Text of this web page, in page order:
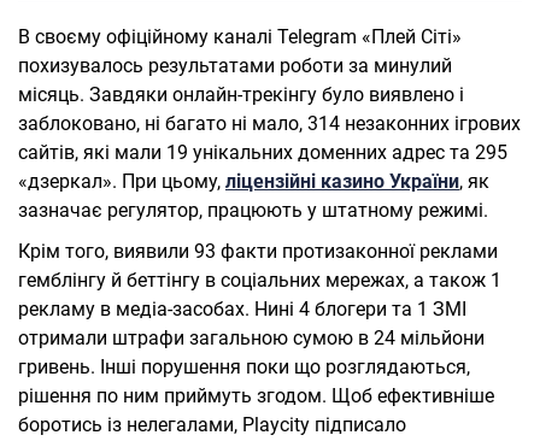
В своєму офіційному каналі Telegram «Плей Сіті»
похизувалось результатами роботи за минулий
місяць. Завдяки онлайн-трекінгу було виявлено і
заблоковано, ні багато ні мало, 314 незаконних ігрових
сайтів, які мали 19 унікальних доменних адрес та 295
«дзеркал». При цьому, ліцензійні казино України, як
зазначає регулятор, працюють у штатному режимі.
Крім того, виявили 93 факти протизаконної реклами
гемблінгу й беттінгу в соціальних мережах, а також 1
рекламу в медіа-засобах. Нині 4 блогери та 1 ЗМІ
отримали штрафи загальною сумою в 24 мільйони
гривень. Інші порушення поки що розглядаються,
рішення по ним приймуть згодом. Щоб ефективніше
боротись із нелегалами, Playcity підписало